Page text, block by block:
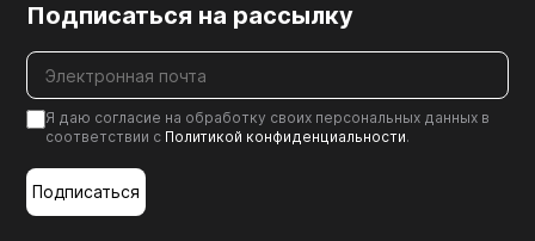
Подписаться на рассылку
Я даю согласие на обработку своих персональных данных в
соответствии с Политикой конфиденциальности.
Подписаться